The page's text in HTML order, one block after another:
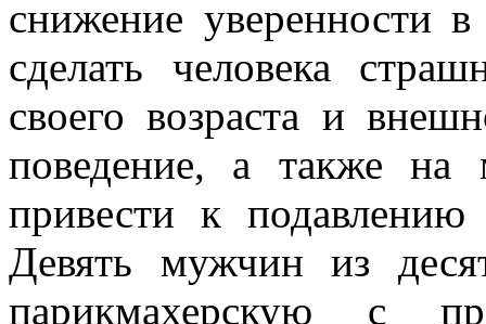
снижение уверенности
сделать человека
своего возраста и
поведение, а также на
привести к подавлению
Девять мужчин из
парикмахерскую с